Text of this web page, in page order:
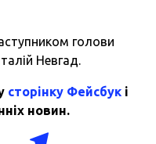
голови
Невгад.
сторінку Фейсбук і
новин.